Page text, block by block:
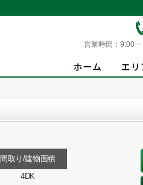
営業時間： 9:00 −
間取り/建物面積
4DK